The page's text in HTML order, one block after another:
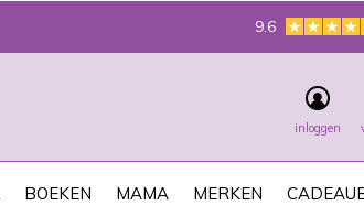
BOEKEN MAMA MERKEN
inloggen
9.6